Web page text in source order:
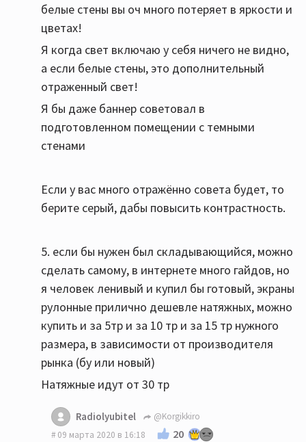
белые стены вы оч много потеряет в яркости и
цветах!
Я когда свет включаю у себя ничего не видно,
а если белые стены, это дополнительный
отраженный свет!
Я бы даже баннер советовал в
подготовленном помещении с темными
стенами
Если у вас много отражённо совета будет, то
берите серый, дабы повысить контрастность.
5. если бы нужен был складывающийся, можно
сделать самому, в интернете много гайдов, но
я человек ленивый и купил бы готовый, экраны
рулонные прилично дешевле натяжных, можно
купить и за 5тр и за 10 тр и за 15 тр нужного
размера, в зависимости от производителя
рынка (бу или новый)
Натяжные идут от 30 тр
Radiolyubitel
@Korgikkiro
09 марта 2020 в 16:18
20